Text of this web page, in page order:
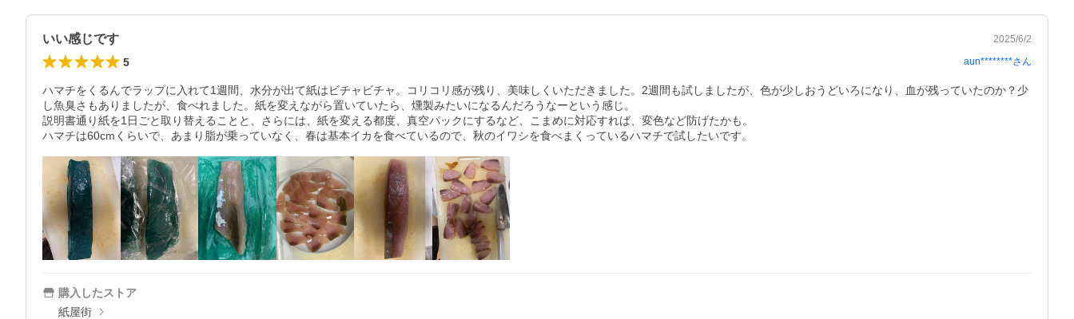
いい感じです 2025/6/2
5 aun********さん
ハマチをくるんでラップに入れて1週間、水分が出て紙はビチャビチャ。コリコリ感が残り、美味しくいただきました。2週間も試しましたが、色が少しおうどいろになり、血が残っていたのか？少
し魚臭さもありましたが、食べれました。紙を変えながら置いていたら、燻製みたいになるんだろうなーという感じ。
説明書通り紙を1日ごと取り替えることと、さらには、紙を変える都度、真空パックにするなど、こまめに対応すれば、変色など防げたかも。
ハマチは60cmくらいで、あまり脂が乗っていなく、春は基本イカを食べているので、秋のイワシを食べまくっているハマチで試したいです。
購入したストア
紙屋街